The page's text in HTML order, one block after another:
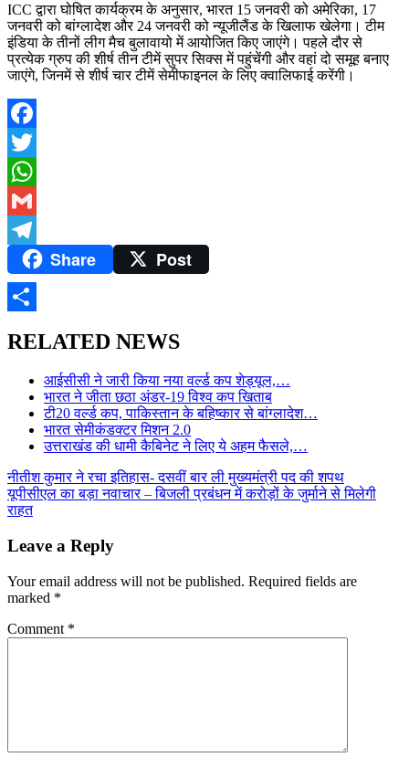
ICC द्वारा घोषित कार्यक्रम के अनुसार, भारत 15 जनवरी को अमेरिका, 17
जनवरी को बांग्लादेश और 24 जनवरी को न्यूजीलैंड के खिलाफ खेलेगा। टीम
इंडिया के तीनों लीग मैच बुलावायो में आयोजित किए जाएंगे। पहले दौर से
प्रत्येक ग्रुप की शीर्ष तीन टीमें सुपर सिक्स में पहुंचेंगी और वहां दो समूह बनाए
जाएंगे, जिनमें से शीर्ष चार टीमें सेमीफाइनल के लिए क्वालिफाई करेंगी।
Facebook
Twitter
WhatsApp
Gmail
TelegramShare Post
RELATED NEWS
आईसीसी ने जारी किया नया वर्ल्ड कप शेड्यूल,…
भारत ने जीता छठा अंडर-19 विश्व कप खिताब
टी20 वर्ल्ड कप, पाकिस्तान के बहिष्कार से बांग्लादेश…
भारत सेमीकंडक्टर मिशन 2.0
उत्तराखंड की धामी कैबिनेट ने लिए ये अहम फैसले,…
Post
navigation
नीतीश कुमार ने रचा इतिहास- दसवीं बार ली मुख्यमंत्री पद की शपथ
यूपीसीएल का बड़ा नवाचार – बिजली प्रबंधन में करोड़ों के जुर्माने से मिलेगी
राहत
Leave a Reply
Your email address will not be published. Required fields are
marked *
Comment *